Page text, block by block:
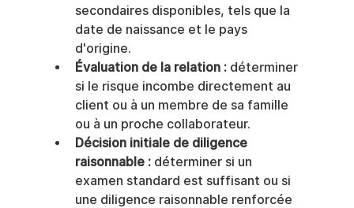
secondaires disponibles, tels que la
date de naissance et le pays
d'origine.
Évaluation de la relation : déterminer
si le risque incombe directement au
client ou à un membre de sa famille
ou à un proche collaborateur.
Décision initiale de diligence
raisonnable : déterminer si un
examen standard est suffisant ou si
une diligence raisonnable renforcée